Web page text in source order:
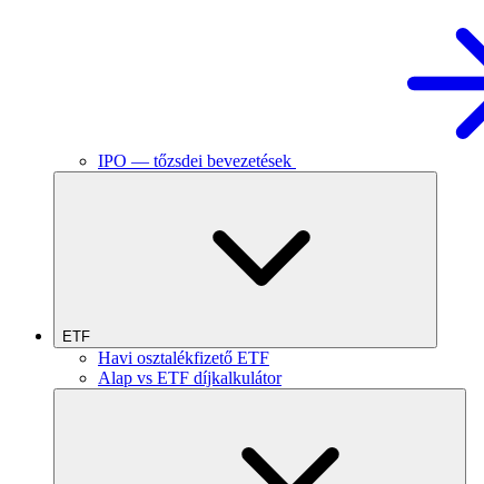
IPO — tőzsdei bevezetések
ETF
Havi osztalékfizető ETF
Alap vs ETF díjkalkulátor